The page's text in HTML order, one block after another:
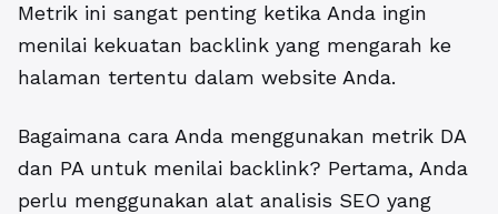
Metrik ini sangat penting ketika Anda ingin
menilai kekuatan backlink yang mengarah ke
halaman tertentu dalam website Anda.
Bagaimana cara Anda menggunakan metrik DA
dan PA untuk menilai backlink? Pertama, Anda
perlu menggunakan alat analisis SEO yang